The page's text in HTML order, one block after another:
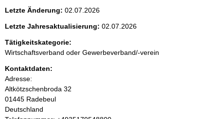
t
e
n
i
n
h
Letzte Änderung: 02.07.2026
Letzte Jahresaktualisierung: 02.07.2026
Tätigkeitskategorie:
Wirtschaftsverband oder Gewerbeverband/-verein
Kontaktdaten:
Adresse:
Altkötzschenbroda 32
01445 Radebeul
Deutschland